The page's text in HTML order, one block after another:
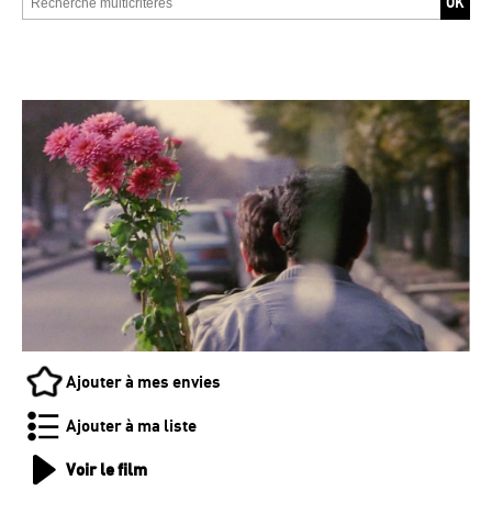
Ajouter à mes envies
Ajouter à ma liste
Voir le film